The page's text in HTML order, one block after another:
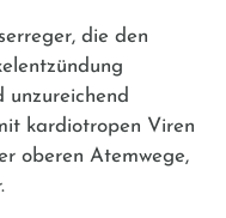
die den
unzureichend
kardiotropen Viren
oberen Atemwege,